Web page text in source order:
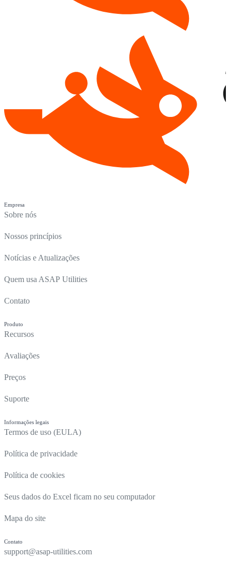
Empresa
Sobre nós
Nossos princípios
Notícias e Atualizações
Quem usa ASAP Utilities
Contato
Produto
Recursos
Avaliações
Preços
Suporte
Informações legais
Termos de uso (EULA)
Política de privacidade
Política de cookies
Seus dados do Excel ficam no seu computador
Mapa do site
Contato
support@asap-utilities.com